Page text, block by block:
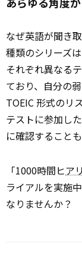
なぜ英語が聞き
種類のシリーズ
それぞれ異なる
ており、自分の
TOEIC 形式のリ
テストに参加し
に確認することも
「1000時間ヒアリ
ライアルを実施
なりませんか？